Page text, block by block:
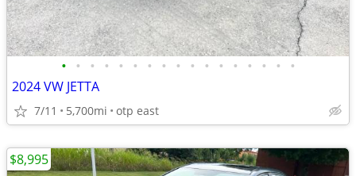
• • • • • • • • • • • • • • • • •
2024 VW JETTA
7/11 5,700mi otp east
$8,995